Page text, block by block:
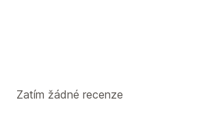
Zatím žádné recenze